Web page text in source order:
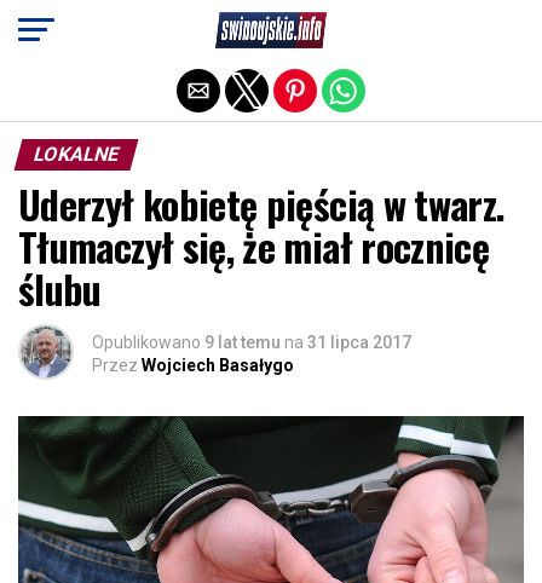
LOKALNE
Uderzył kobietę pięścią w twarz.
Tłumaczył się, że miał rocznicę
ślubu
Opublikowano 9 lat temu na 31 lipca 2017
Przez Wojciech Basałygo
Exit mobile version